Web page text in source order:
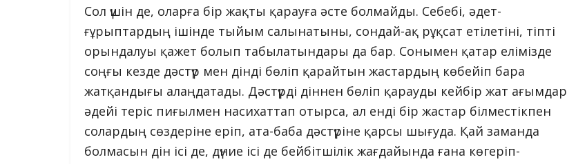
Сол үшін де, оларға бір жақты қарауға әсте болмайды. Себебі, әдет-
ғұрыптардың ішінде тыйым салынатыны, сондай-ақ рұқсат етілетіні, тіпті
орындалуы қажет болып табылатындары да бар. Сонымен қатар елімізде
соңғы кезде дәстүр мен дінді бөліп қарайтын жастардың көбейіп бара
жатқандығы алаңдатады. Дәстүрді діннен бөліп қарауды кейбір жат ағымдар
әдейі теріс пиғылмен насихаттап отырса, ал енді бір жастар білместікпен
солардың сөздеріне еріп, ата-баба дәстүріне қарсы шығуда. Қай заманда
болмасын дін ісі де, дүние ісі де бейбітшілік жағдайында ғана көгеріп-